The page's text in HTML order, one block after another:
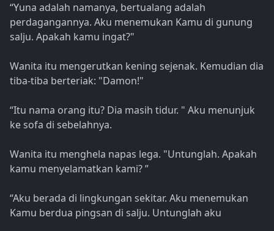
“Yuna adalah namanya, bertualang adalah
perdagangannya. Aku menemukan Kamu di gunung
salju. Apakah kamu ingat?"
Wanita itu mengerutkan kening sejenak. Kemudian dia
tiba-tiba berteriak: "Damon!"
“Itu nama orang itu? Dia masih tidur. " Aku menunjuk
ke sofa di sebelahnya.
Wanita itu menghela napas lega. "Untunglah. Apakah
kamu menyelamatkan kami? ”
“Aku berada di lingkungan sekitar. Aku menemukan
Kamu berdua pingsan di salju. Untunglah aku